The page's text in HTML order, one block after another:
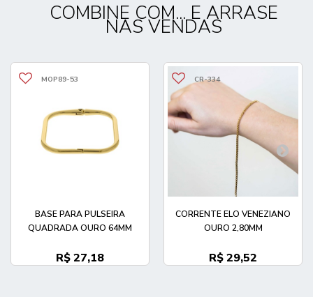
COMBINE COM... E ARRASE
NAS VENDAS
MOP89-53
BASE PARA PULSEIRA
QUADRADA OURO 64MM
R$ 27,18
CR-334
CORRENTE ELO VENEZIANO
OURO 2,80MM
R$ 29,52